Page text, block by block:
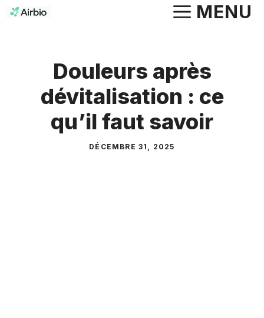
Aller
MENU
Douleurs après
dévitalisation : ce
qu’il faut savoir
DÉCEMBRE 31, 2025